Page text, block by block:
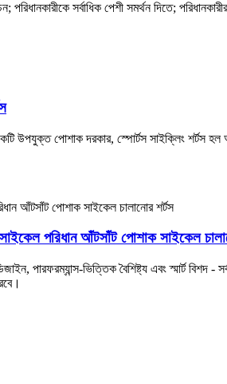
পরিধানকারীকে সর্বাধিক পেশী সমর্থন দিতে;
উপযুক্ত পোশাক দরকার, স্পোর্টস সাইক্লিং শর্টস হল
পরিধান আঁটসাঁট পোশাক সাইকেল
পারফরম্যান্স-ভিত্তিক বৈশিষ্ট্য এবং স্মার্ট